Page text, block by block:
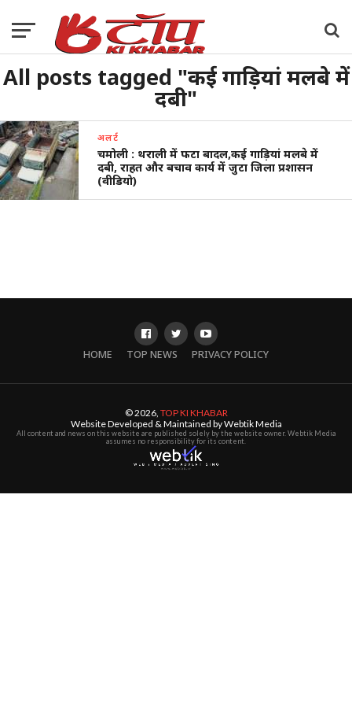
All posts tagged "कई गाड़ियां मलबे में
दबी"
अलर्ट
चमोली : थराली में फटा बादल,कई गाड़ियां मलबे में
दबी, राहत और बचाव कार्य में जुटा जिला प्रशासन
(वीडियो)
HOME TOP NEWS PRIVACY POLICY
© 2026, TOP KI KHABAR
Website Developed & Maintained by Webtik Media
All content and news on this website are published solely by the website owner. Webtik Media
assumes no responsibility for its content.